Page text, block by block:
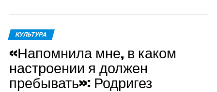
«Я осталась в проекте, прошла испытание. Но
испытание, которое было в конце дня, я, к
сожалению, не прошла. Нам накрыли гигантский
стол с невероятно вкусной едой. Дали 60 секунд,
чтобы мы поели. А потом жестоко её выбросили. Я
только отошла от своей истерики, потому что это
было просто невыносимо. Это самое сложное
КУЛЬТУРА
«Напомнила мне, в каком
настроении я должен
пребывать»: Родригез